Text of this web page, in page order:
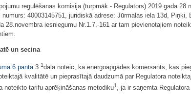
regulēšanas komisija (turpmāk - Regulators) 2019.gada
40003145751, juridiskā adrese: Jūrmalas iela 13d,
28.novembra iesniegumu Nr.1.7.-161 ar tam pievienotajiem
un secina
6.panta3.1daļa noteic, ka energoapgādes komersants, kas
kvalitātē un pieprasītajā daudzumā par Regulatora
noteikto tarifu aprēķināšanas metodiku1 , ja ir saņemta